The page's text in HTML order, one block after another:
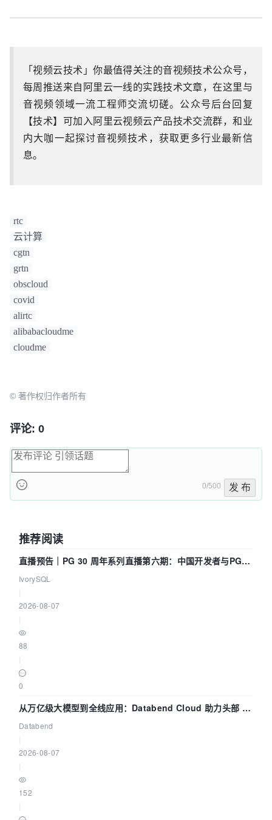
「视频云技术」你最值得关注的音视频技术公众号，
每周推送来自阿里云一线的实践技术文章，在这里与
音视频领域一流工程师交流切磋。公众号后台回复
【技术】可加入阿里云视频云产品技术交流群，和业
内大咖一起探讨音视频技术，获取更多行业最新信
息。
rtc
云计算
cgtn
grtn
obscloud
covid
alirtc
alibabacloudme
cloudme
© 著作权归作者所有
评论: 0
0/500 发 布
推荐阅读
直播预告｜PG 30 周年系列直播第六期：中国开发者与PG内
核——我们改得动吗？我们贡献了什么？
IvorySQL
2026-08-07
88
0
从万亿级大模型到全线应用：Databend Cloud 助力头部 AI
企业构建全链路 Trace 数据管道
Databend
2026-08-07
152